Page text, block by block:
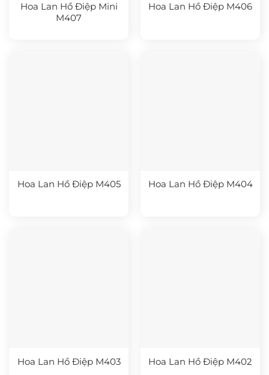
Hoa Lan Hồ Điệp Mini
M407
Hoa Lan Hồ Điệp M406
Hoa Lan Hồ Điệp M405 Hoa Lan Hồ Điệp M404
Hoa Lan Hồ Điệp M403 Hoa Lan Hồ Điệp M402